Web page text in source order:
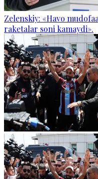
Zelenskiy: «Havo
raketalar soni kamaydi».